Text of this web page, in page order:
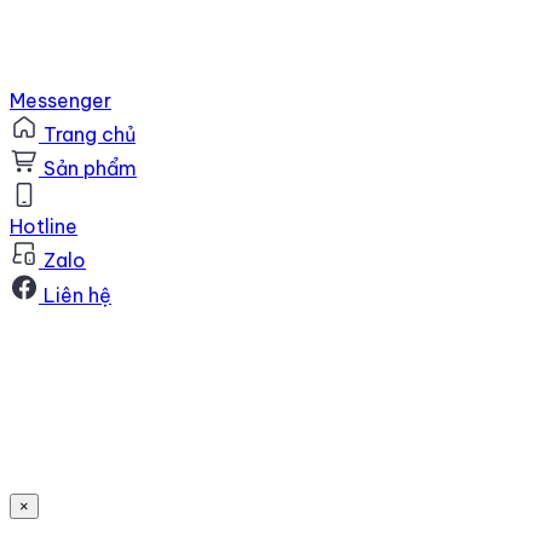
Messenger
Trang chủ
Sản phẩm
Hotline
Zalo
Liên hệ
×